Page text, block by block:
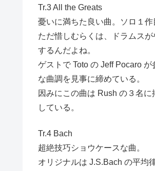
Tr.3 All the Greats
憂いに満ちた良い曲。ソロ１作
ただ惜しむらくは、ドラムス
するんだよね。
ゲストで Toto の Jeff Pocaro
な曲調を見事に締めている。
因みにこの曲は Rush の３名
している。
Tr.4 Bach
超絶技巧ショウケースな曲。
オリジナルは J.S.Bach の平均